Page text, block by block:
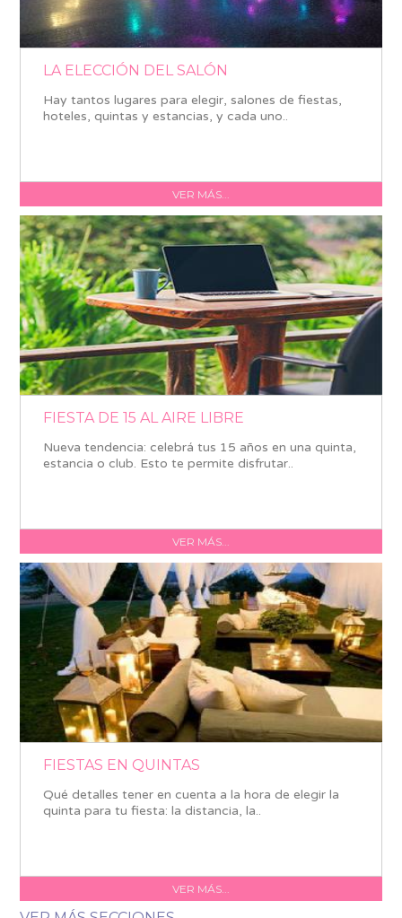
LA ELECCIÓN DEL SALÓN
Hay tantos lugares para elegir, salones de fiestas,
hoteles, quintas y estancias, y cada uno..
VER MÁS...
FIESTA DE 15 AL AIRE LIBRE
Nueva tendencia: celebrá tus 15 años en una quinta,
estancia o club. Esto te permite disfrutar..
VER MÁS...
FIESTAS EN QUINTAS
Qué detalles tener en cuenta a la hora de elegir la
quinta para tu fiesta: la distancia, la..
VER MÁS...